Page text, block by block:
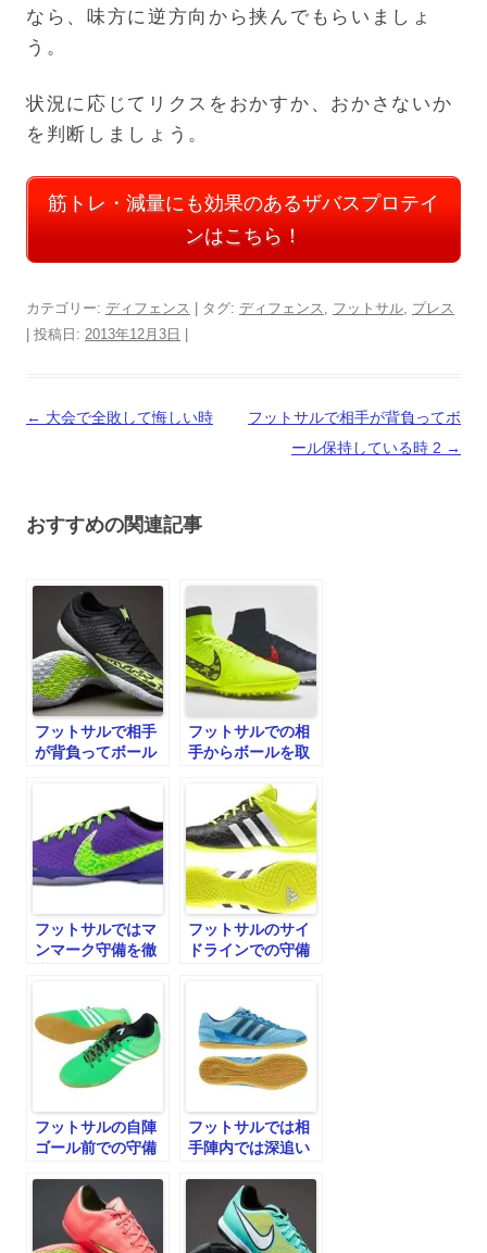
なら、味方に逆方向から挟んでもらいましょ
う。
状況に応じてリクスをおかすか、おかさないか
を判断しましょう。
筋トレ・減量にも効果のあるザバスプロテイ
ンはこちら！
カテゴリー: ディフェンス | タグ: ディフェンス , フットサル, プレス
| 投稿日: 2013年12月3日
投
ゲ
ン
← 大会で全敗して悔しい時
フットサルで相手が背負ってボ
ール保持している時 2 →
おすすめの関連記事
フットサルで相手
が背負ってボール
フットサルでの相
手からボールを取
フットサルではマ
ンマーク守備を徹
フットサルのサイ
ドラインでの守備
フットサルの自陣
ゴール前での守備
フットサルでは相
手陣内では深追い